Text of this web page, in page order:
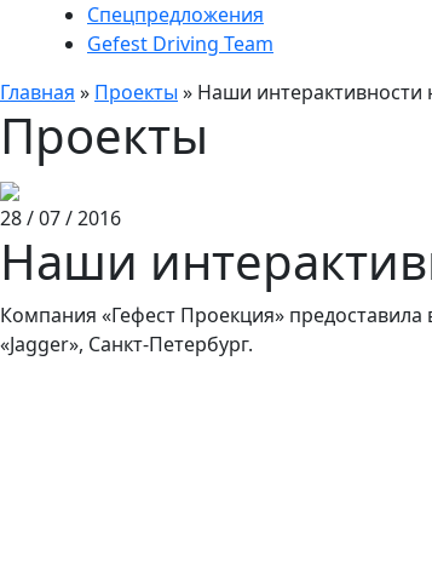
Спецпредложения
Gefest Driving Team
Главная » Проекты » Наши интерактивности
Проекты
28 / 07 / 2016
Наши
Компания «Гефест Проекция»
«Jagger», Санкт-Петербург.